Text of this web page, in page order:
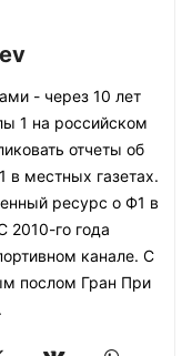
- через 10 лет
1 на российском
отчеты об
в местных газетах.
ресурс о Ф1 в
2010-го года
канале. С
послом Гран При